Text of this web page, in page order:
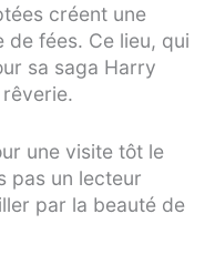
créent une
de fées. Ce lieu, qui
sa saga Harry
une visite tôt le
pas un lecteur
par la beauté de